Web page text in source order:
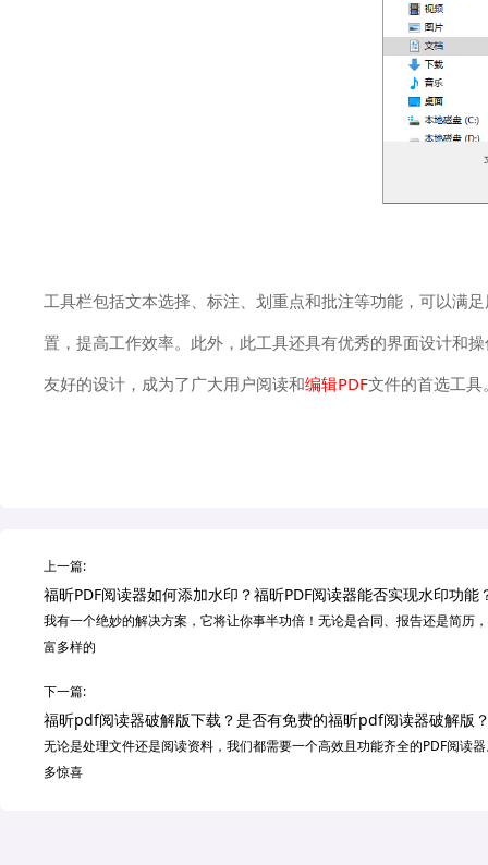
工具栏包括文本选择、标注、划重点和批注等功能，可以满
置，提高工作效率。此外，此工具还具有优秀的界面设计和
友好的设计，成为了广大用户阅读和编辑PDF文件的首选工具
上一篇:
福昕PDF阅读器如何添加水印？福昕PDF阅读器能否实现水印功能
我有一个绝妙的解决方案，它将让你事半功倍！无论是合同、报告还是简历
富多样的
下一篇:
福昕pdf阅读器破解版下载？是否有免费的福昕pdf阅读器破解版
无论是处理文件还是阅读资料，我们都需要一个高效且功能齐全的PDF阅读
多惊喜